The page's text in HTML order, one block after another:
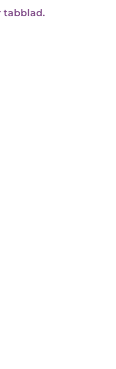
tabblad.